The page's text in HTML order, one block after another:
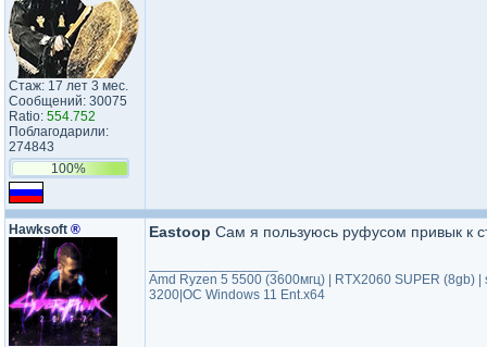
Стаж: 17 лет 3 мес.
Сообщений: 30075
Ratio: 554.752
Поблагодарили:
274843
100%
Hawksoft ® Eastoop Сам я пользуюсь руфусом привык к
Amd Ryzen 5 5500 (3600мгц) | RTX2060 SUPER
3200|ОС Windows 11 Ent.x64